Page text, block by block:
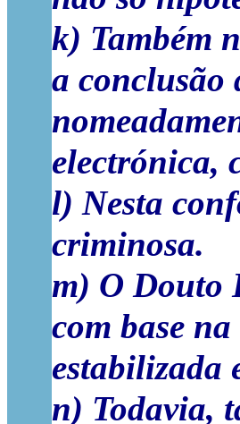
k) Também
a conclusão
electrónica,
l) Nesta
criminosa.
m) O Douto
com base
estabilizada
n) Todavia,